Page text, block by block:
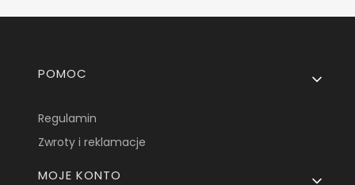
Linki w stopce
POMOC
Regulamin
Zwroty i reklamacje
MOJE KONTO